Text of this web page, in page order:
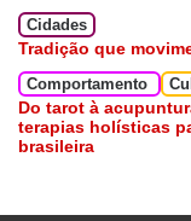
Cidades
Tradição que
Comportamento
Do tarot à
terapias holísticas
brasileira